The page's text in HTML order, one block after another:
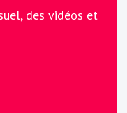
des vidéos et